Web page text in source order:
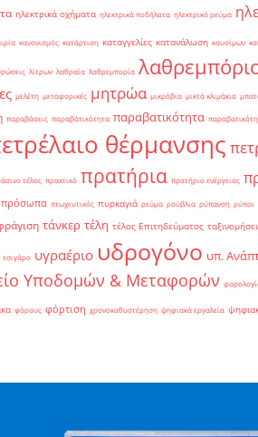
ηλεκτρικά οχήματα ηλεκτρικά ποδήλατα ηλεκτρικό ρεύμα
κανονισμός κατάρτιση καταγγελίες κατανάλωση καυσίμων
λίτρων λαθραία λαθρεμπορία
μελέτη μεταφορικές μητρώα μικρόβια μικτά κλιμάκια
παραβάσεις παραβάτικότητα παραβατικότητα
θέρμανσης
τέλος πρακτικό πρατήρια πρατήριο ενέργειας
πρόσωπα πτωχευτικός πυρκαγιά ρεύμα ρούβλια ρύπανση ρύποι
τάνκερ τέλη τέλος Επιτηδεύματος
τσιγάρο υγραέριο υδρογόνο υπ.
Υποδομών & Μεταφορών
φόρους φόρτιση χρονοκαθυστέρηση ψηφιακά εργαλεία